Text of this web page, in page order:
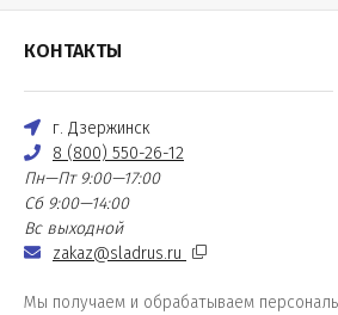
КОНТАКТЫ
г. Дзержинск
8 (800) 550-26-12
Пн—Пт 9:00—17:00
Сб 9:00—14:00
Вс выходной
zakaz@sladrus.ru
Мы получаем и обрабатываем